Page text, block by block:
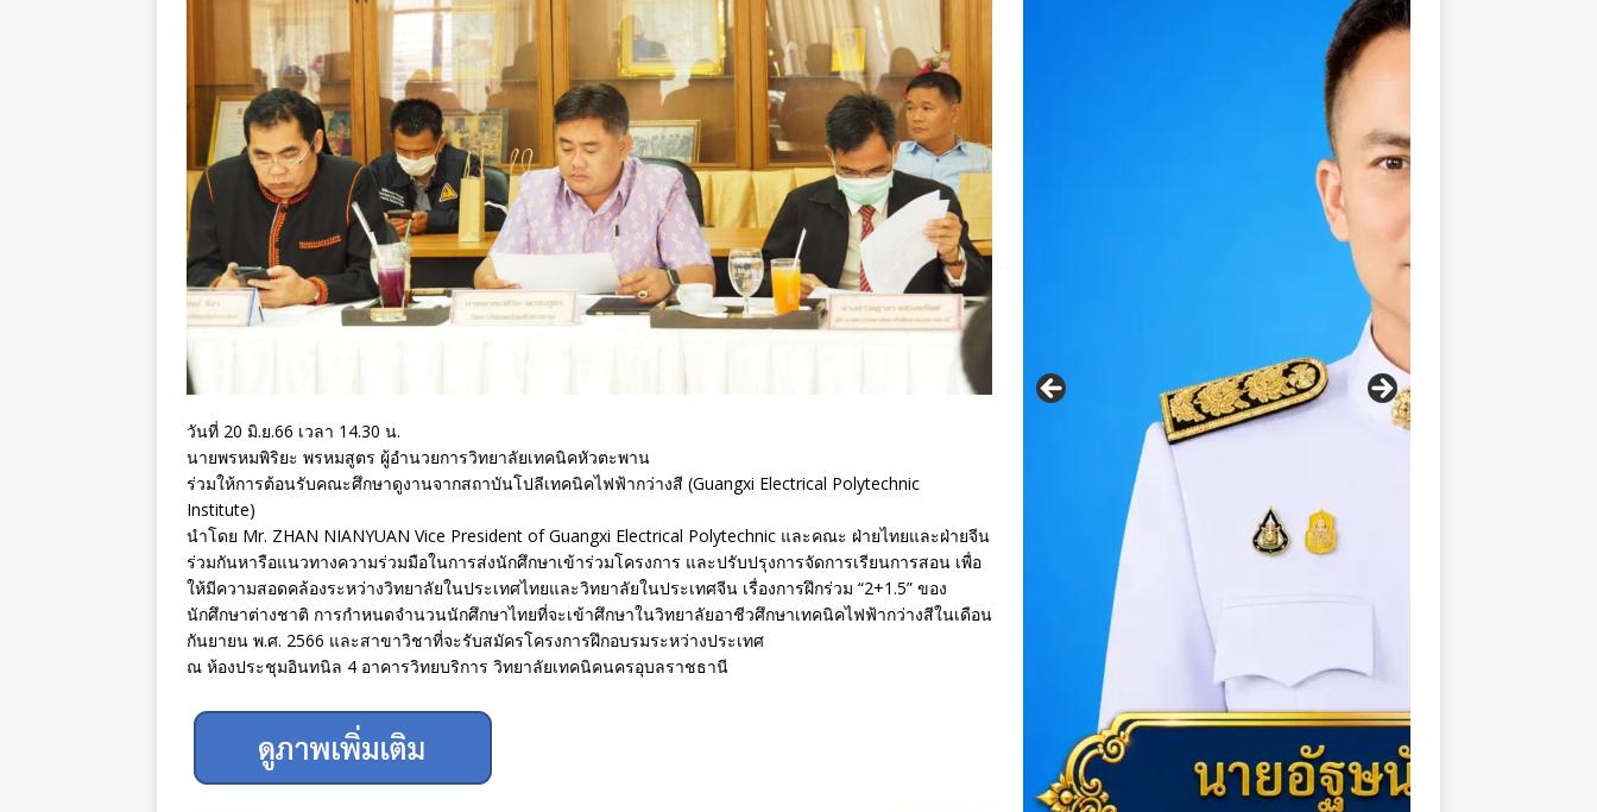
วันที่ 20 มิ.ย.66 เวลา 14.30 น.
นายพรหมพิริยะ พรหมสูตร ผู้อำนวยการวิทยาลัยเทคนิคหัวตะพาน
ร่วมให้การต้อนรับคณะศึกษาดูงานจากสถาบันโปลีเทคนิคไฟฟ้ากว่างสี (Guangxi Electrical Polytechnic
Institute)
นำโดย Mr. ZHAN NIANYUAN Vice President of Guangxi Electrical Polytechnic และคณะ ฝ่ายไทยและฝ่ายจีน
ร่วมกันหารือแนวทางความร่วมมือในการส่งนักศึกษาเข้าร่วมโครงการ และปรับปรุงการจัดการเรียนการสอน เพื่อ
ให้มีความสอดคล้องระหว่างวิทยาลัยในประเทศไทยและวิทยาลัยในประเทศจีน เรื่องการฝึกร่วม “2+1.5” ของ
นักศึกษาต่างชาติ การกำหนดจำนวนนักศึกษาไทยที่จะเข้าศึกษาในวิทยาลัยอาชีวศึกษาเทคนิคไฟฟ้ากว่างสีในเดือน
กันยายน พ.ศ. 2566 และสาขาวิชาที่จะรับสมัครโครงการฝึกอบรมระหว่างประเทศ
ณ ห้องประชุมอินทนิล 4 อาคารวิทยบริการ วิทยาลัยเทคนิคนครอุบลราชธานี